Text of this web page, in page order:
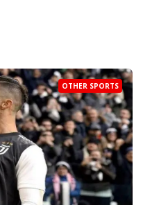
OTHER SPORTS